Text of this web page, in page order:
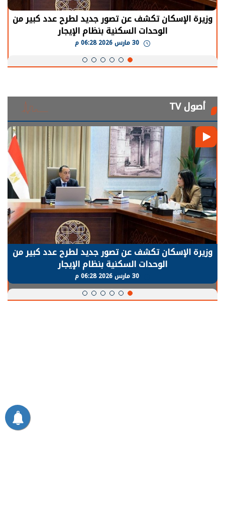
الرئيس السيسي: توقف الأنشطة في قطاع الطاقة
يحتاج إلى سنوات لعودة معدلات الإنتاج الطبيعية
أصول TV
الرئيس السيسي: توقف الأنشطة في قطاع الطاقة
يحتاج إلى سنوات لعودة معدلات الإنتاج الطبيعية